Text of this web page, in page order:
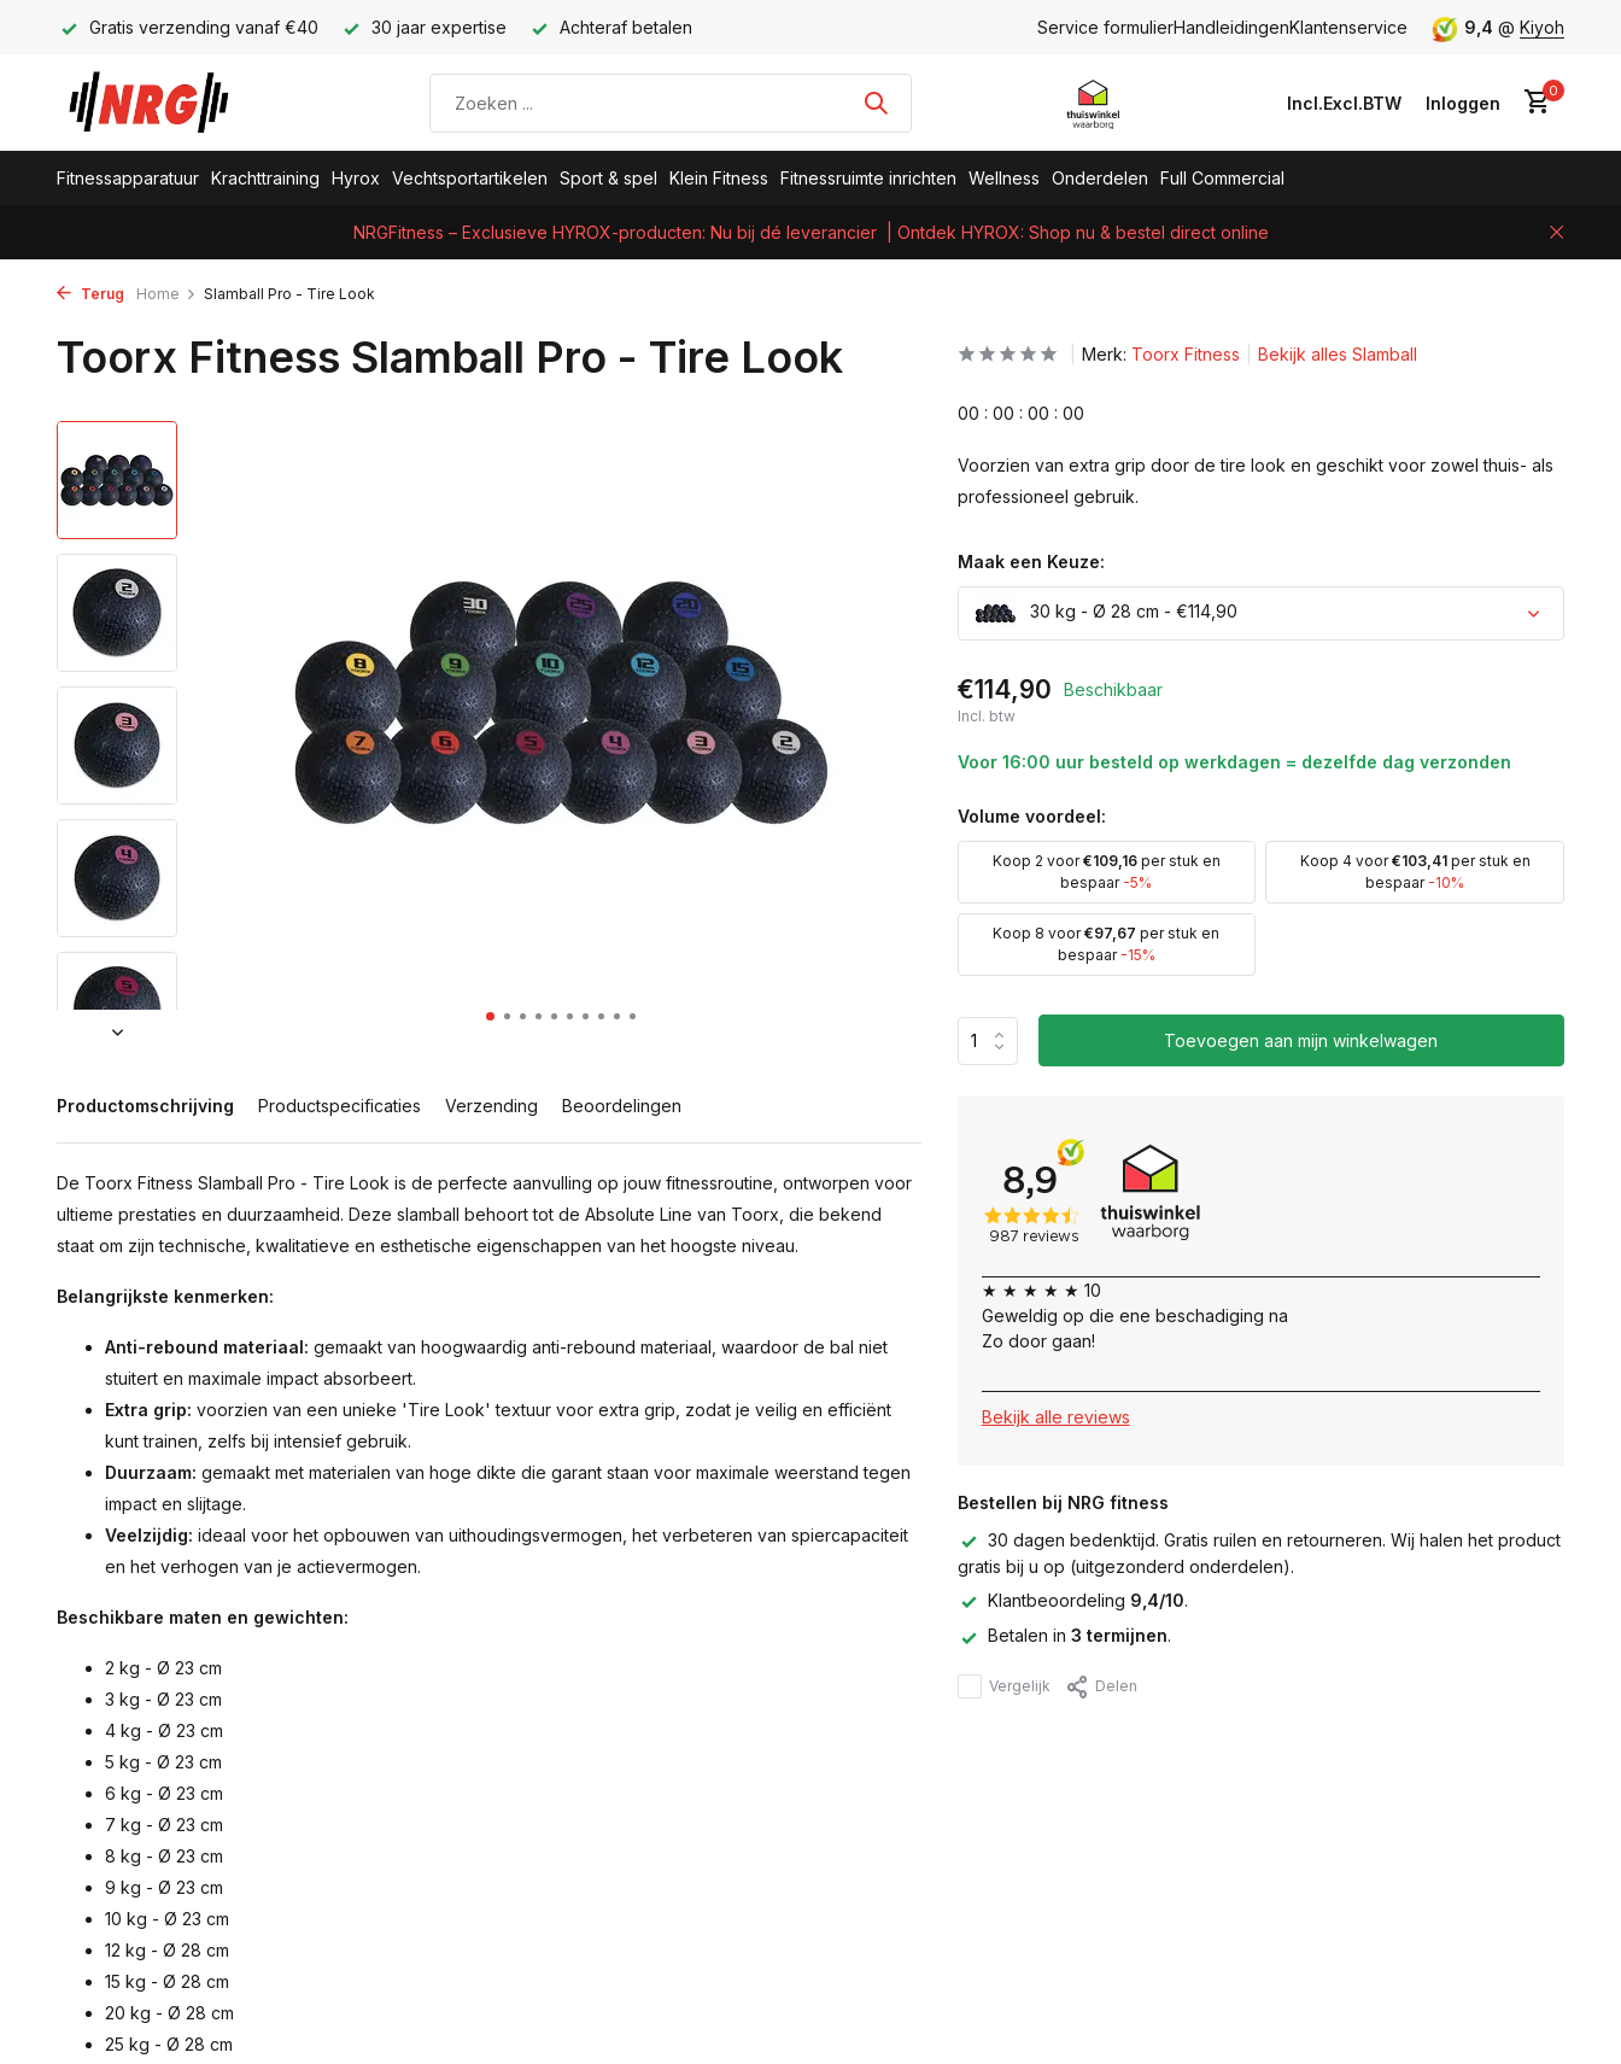
Gratis verzending vanaf €40 30 jaar expertise Achteraf betalen Service formulierHandleidingenKlantenservice 9,4 @ Kiyoh
Incl.Excl.BTW Inloggen
0
Fitnessapparatuur Krachttraining Hyrox Vechtsportartikelen Sport & spel Klein Fitness Fitnessruimte inrichten Wellness Onderdelen Full Commercial
NRGFitness – Exclusieve HYROX-producten: Nu bij dé leverancier | Ontdek HYROX: Shop nu & bestel direct online
Terug Home Slamball Pro - Tire Look
Toorx Fitness Slamball Pro - Tire Look
Productomschrijving Productspecificaties Verzending Beoordelingen
De Toorx Fitness Slamball Pro - Tire Look is de perfecte aanvulling op jouw fitnessroutine, ontworpen voor
ultieme prestaties en duurzaamheid. Deze slamball behoort tot de Absolute Line van Toorx, die bekend
staat om zijn technische, kwalitatieve en esthetische eigenschappen van het hoogste niveau.
Belangrijkste kenmerken:
Anti-rebound materiaal: gemaakt van hoogwaardig anti-rebound materiaal, waardoor de bal niet
stuitert en maximale impact absorbeert.
Extra grip: voorzien van een unieke 'Tire Look' textuur voor extra grip, zodat je veilig en efficiënt
kunt trainen, zelfs bij intensief gebruik.
Duurzaam: gemaakt met materialen van hoge dikte die garant staan voor maximale weerstand tegen
impact en slijtage.
Veelzijdig: ideaal voor het opbouwen van uithoudingsvermogen, het verbeteren van spiercapaciteit
en het verhogen van je actievermogen.
Beschikbare maten en gewichten:
2 kg - Ø 23 cm
3 kg - Ø 23 cm
4 kg - Ø 23 cm
5 kg - Ø 23 cm
6 kg - Ø 23 cm
7 kg - Ø 23 cm
8 kg - Ø 23 cm
9 kg - Ø 23 cm
10 kg - Ø 23 cm
12 kg - Ø 28 cm
15 kg - Ø 28 cm
20 kg - Ø 28 cm
25 kg - Ø 28 cm
Merk: Toorx Fitness Bekijk alles Slamball
00 : 00 : 00 : 00
Voorzien van extra grip door de tire look en geschikt voor zowel thuis- als
professioneel gebruik.
Maak een Keuze:
30 kg - Ø 28 cm - €114,90
€114,90 Beschikbaar
Incl. btw
Voor 16:00 uur besteld op werkdagen = dezelfde dag verzonden
Volume voordeel:
Koop 2 voor€109,16per stuk en
bespaar -5%
Koop 4 voor€103,41per stuk en
bespaar -10%
Koop 8 voor€97,67 per stuk en
bespaar -15%
Toevoegen aan mijn winkelwagen
★ ★ ★ ★ ★ 10
Geweldig op die ene beschadiging na
Zo door gaan!
Bekijk alle reviews
Bestellen bij NRG fitness
30 dagen bedenktijd. Gratis ruilen en retourneren. Wij halen het product
gratis bij u op (uitgezonderd onderdelen).
Klantbeoordeling 9,4/10.
Betalen in 3 termijnen.
Vergelijk Delen